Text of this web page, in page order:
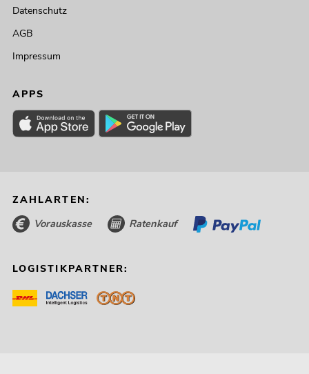
Datenschutz
AGB
Impressum
APPS
ZAHLARTEN:
Vorauskasse Ratenkauf
LOGISTIKPARTNER: